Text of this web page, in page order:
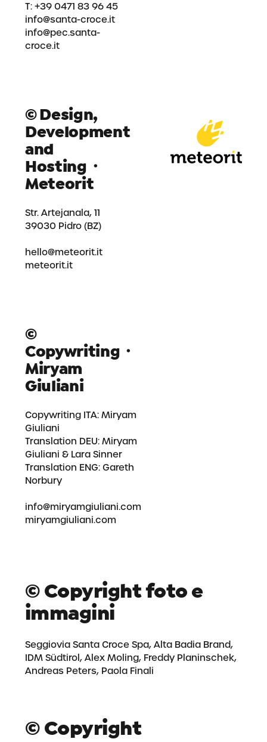
T: +39 0471 83 96 45
info@santa-croce.it
info@pec.santa-
croce.it
© Design,
Development
and
Hosting・
Meteorit
Str. Artejanala, 11
39030 Pidro (BZ)
hello@meteorit.it
meteorit.it
©
Copywriting・
Miryam
Giuliani
Copywriting ITA: Miryam
Giuliani
Translation DEU: Miryam
Giuliani & Lara Sinner
Translation ENG: Gareth
Norbury
info@miryamgiuliani.com
miryamgiuliani.com
© Copyright foto e
immagini
Seggiovia Santa Croce Spa, Alta Badia Brand,
IDM Südtirol, Alex Moling, Freddy Planinschek,
Andreas Peters, Paola Finali
© Copyright